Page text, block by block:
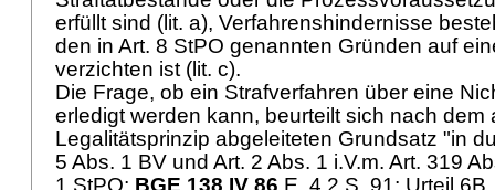
erfüllt sind (lit. a), Verfahrenshindernisse
den in Art. 8 StPO genannten Gründen auf
verzichten ist (lit. c).
Die Frage, ob ein Strafverfahren über eine
erledigt werden kann, beurteilt sich nach dem
Legalitätsprinzip abgeleiteten Grundsatz "in
5 Abs. 1 BV und Art. 2 Abs. 1 i.V.m. Art. 319
1 StPO; BGE 138 IV 86 E. 4.2 S. 91; Urteil